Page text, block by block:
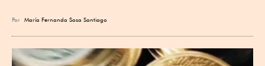
Por María Fernanda Sosa Santiago